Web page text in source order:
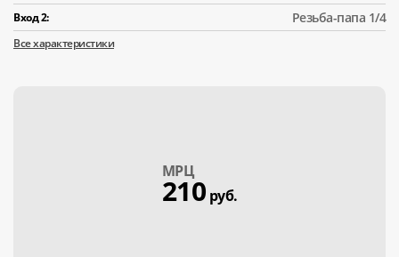
Вход 2: Резьба-папа 1/4
Все характеристики
МPЦ
210 руб.